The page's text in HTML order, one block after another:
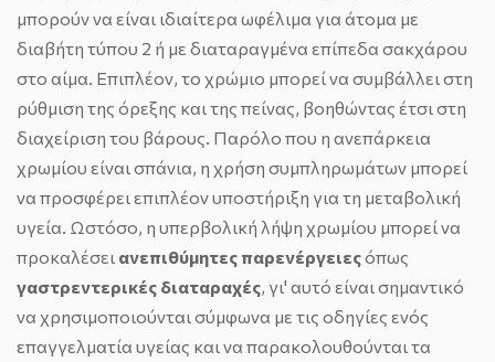
μπορούν να είναι ιδιαίτερα ωφέλιμα για άτομα με
διαβήτη τύπου 2 ή με διαταραγμένα επίπεδα σακχάρου
στο αίμα. Επιπλέον, το χρώμιο μπορεί να συμβάλλει στη
ρύθμιση της όρεξης και της πείνας, βοηθώντας έτσι στη
διαχείριση του βάρους. Παρόλο που η ανεπάρκεια
χρωμίου είναι σπάνια, η χρήση συμπληρωμάτων μπορεί
να προσφέρει επιπλέον υποστήριξη για τη μεταβολική
υγεία. Ωστόσο, η υπερβολική λήψη χρωμίου μπορεί να
προκαλέσει ανεπιθύμητες παρενέργειεςόπως
γαστρεντερικές διαταραχές, γι' αυτό είναι σημαντικό
να χρησιμοποιούνται σύμφωνα με τις οδηγίες ενός
επαγγελματία υγείας και να παρακολουθούνται τα